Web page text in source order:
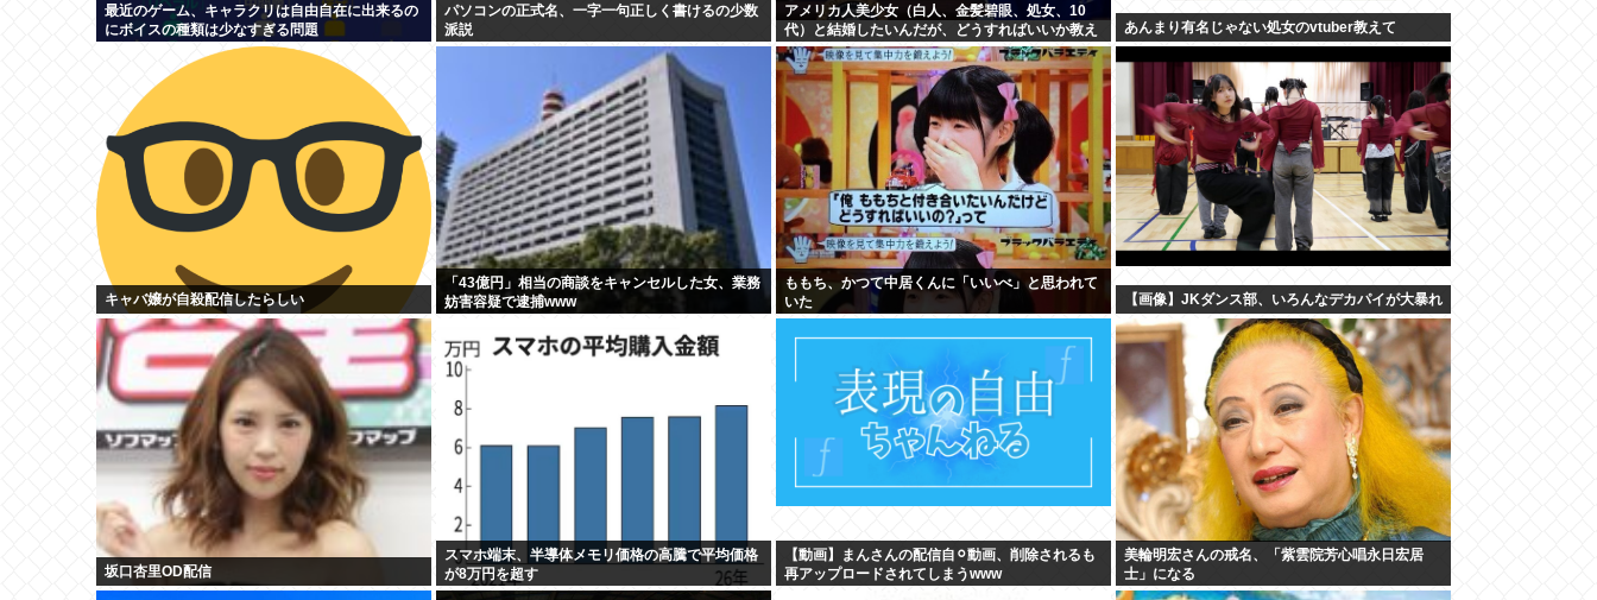
最近のゲーム、キャラクリは自由自在に出来るの
にボイスの種類は少なすぎる問題
パソコンの正式名、一字一句正しく書けるの少数
派説
アメリカ人美少女（白人、金髪碧眼、処女、10
代）と結婚したいんだが、どうすればいいか教え
ろ
あんまり有名じゃない処女のvtuber教えて
キャバ嬢が自殺配信したらしい
「43億円」相当の商談をキャンセルした女、業務
妨害容疑で逮捕www
ももち、かつて中居くんに「いいべ」と思われて
いた
【画像】JKダンス部、いろんなデカパイが大暴れ
坂口杏里OD配信
スマホ端末、半導体メモリ価格の高騰で平均価格
が8万円を超す
【動画】まんさんの配信自⚪︎動画、削除されるも
再アップロードされてしまうwww
美輪明宏さんの戒名、「紫雲院芳心唱永日宏居
士」になる